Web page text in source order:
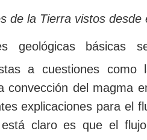
la Tierra vistos desde
geológicas básicas
a cuestiones
convección del magma
explicaciones para el
claro es que el